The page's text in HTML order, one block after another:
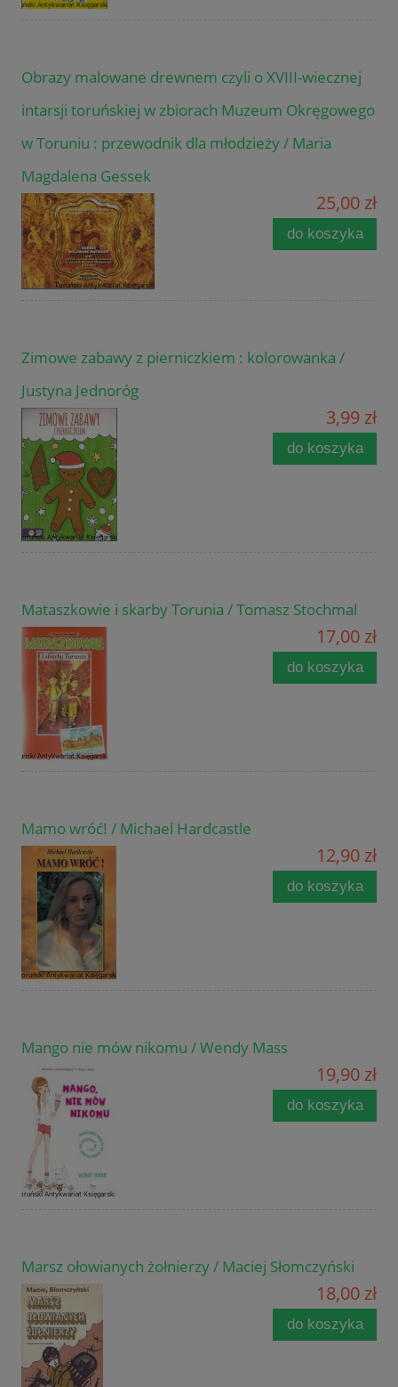
Obrazy malowane drewnem czyli o XVIII-wiecznej
intarsji toruńskiej w zbiorach Muzeum Okręgowego
w Toruniu : przewodnik dla młodzieży / Maria
Magdalena Gessek
25,00 zł
do koszyka
Zimowe zabawy z pierniczkiem : kolorowanka /
Justyna Jednoróg
3,99 zł
do koszyka
Mataszkowie i skarby Torunia / Tomasz Stochmal
17,00 zł
do koszyka
Mamo wróć! / Michael Hardcastle
12,90 zł
do koszyka
Mango nie mów nikomu / Wendy Mass
19,90 zł
do koszyka
Marsz ołowianych żołnierzy / Maciej Słomczyński
18,00 zł
do koszyka